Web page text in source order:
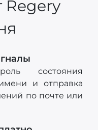
Regery
состояния
и отправка
по почте или